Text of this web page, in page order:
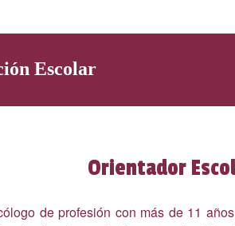
Escolar
Orientador
de profesión con más de 11